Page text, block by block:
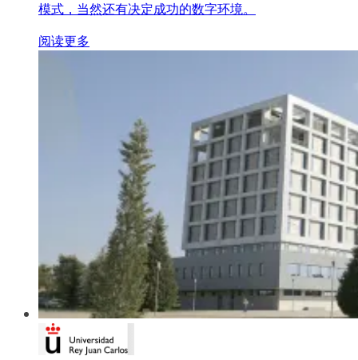
模式，当然还有决定成功的数字环境。
阅读更多